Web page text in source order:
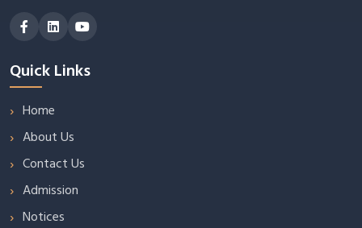
Quick Links
Home
About Us
Contact Us
Admission
Notices